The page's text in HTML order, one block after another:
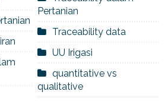
Pertanian
Traceability data
UU Irigasi
quantitative vs
qualitative